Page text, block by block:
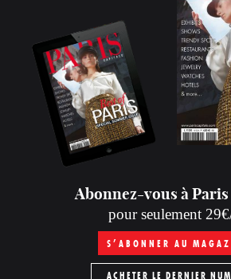
Abonnez-vous à
pour seulement
S’ABONNER AU
ACHETER LE DERNIER